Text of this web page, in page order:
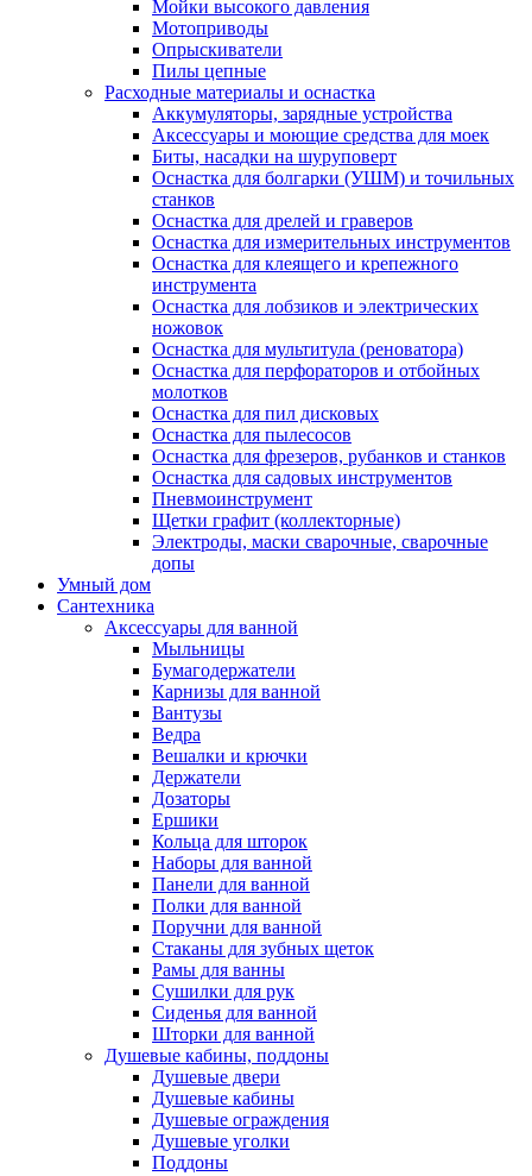
Мойки высокого давления
Мотоприводы
Опрыскиватели
Пилы цепные
Расходные материалы и оснастка
Аккумуляторы, зарядные устройства
Аксессуары и моющие средства для моек
Биты, насадки на шуруповерт
Оснастка для болгарки (УШМ) и точильных
станков
Оснастка для дрелей и граверов
Оснастка для измерительных инструментов
Оснастка для клеящего и крепежного
инструмента
Оснастка для лобзиков и электрических
ножовок
Оснастка для мультитула (реноватора)
Оснастка для перфораторов и отбойных
молотков
Оснастка для пил дисковых
Оснастка для пылесосов
Оснастка для фрезеров, рубанков и станков
Оснастка для садовых инструментов
Пневмоинструмент
Щетки графит (коллекторные)
Электроды, маски сварочные, сварочные
допы
Умный дом
Сантехника
Аксессуары для ванной
Мыльницы
Бумагодержатели
Карнизы для ванной
Вантузы
Ведра
Вешалки и крючки
Держатели
Дозаторы
Ершики
Кольца для шторок
Наборы для ванной
Панели для ванной
Полки для ванной
Поручни для ванной
Стаканы для зубных щеток
Рамы для ванны
Сушилки для рук
Сиденья для ванной
Шторки для ванной
Душевые кабины, поддоны
Душевые двери
Душевые кабины
Душевые ограждения
Душевые уголки
Поддоны